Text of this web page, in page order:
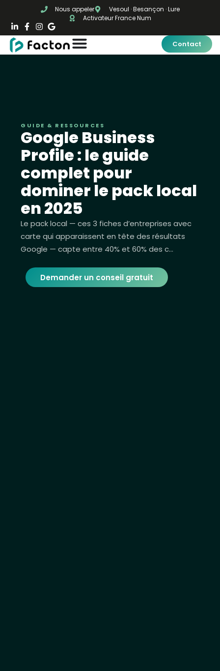
Nous appeler
Vesoul · Besançon · Lure
Activateur France Num
Contact
GUIDE & RESSOURCES
Google Business
Profile : le guide
complet pour
dominer le pack local
en 2025
Le pack local — ces 3 fiches d’entreprises avec
carte qui apparaissent en tête des résultats
Google — capte entre 40% et 60% des c…
Demander un conseil gratuit